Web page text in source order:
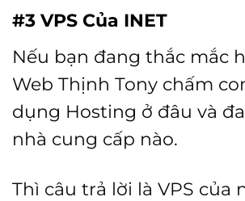
#3 VPS Của INET
Nếu bạn đang thắc mắc
Web Thịnh Tony chấm
dụng Hosting ở đâu và
nhà cung cấp nào.
Thì câu trả lời là VPS của